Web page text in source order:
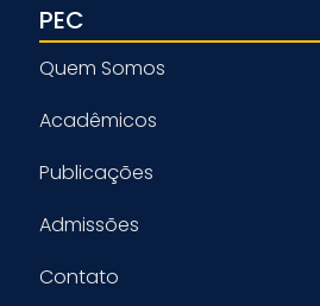
PEC
Quem Somos
Acadêmicos
Publicações
Admissões
Contato